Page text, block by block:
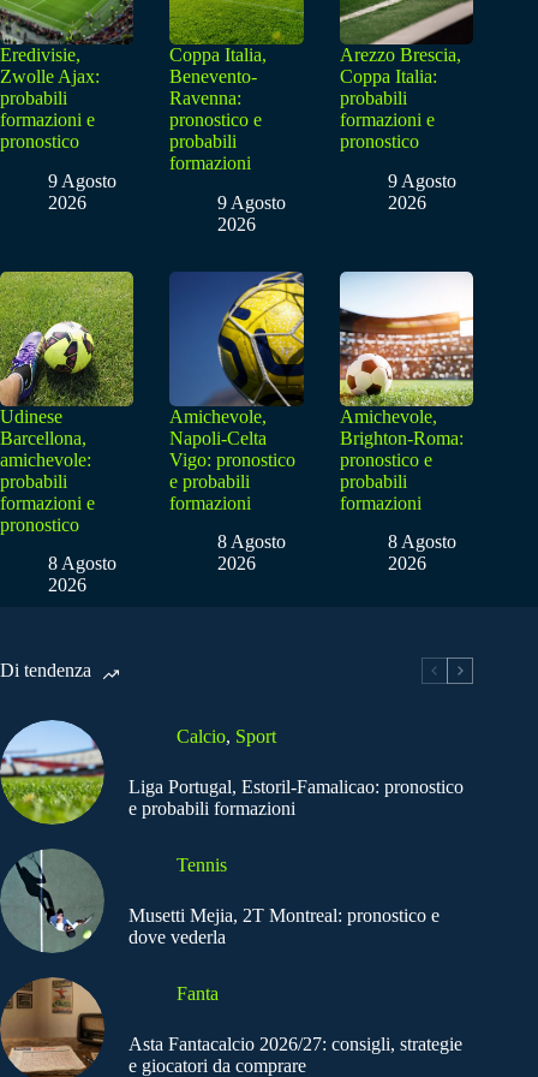
Eredivisie,
Zwolle Ajax:
probabili
formazioni e
pronostico
9 Agosto
2026
Coppa Italia,
Benevento-
Ravenna:
pronostico e
probabili
formazioni
9 Agosto
2026
Arezzo Brescia,
Coppa Italia:
probabili
formazioni e
pronostico
9 Agosto
2026
Udinese
Barcellona,
amichevole:
probabili
formazioni e
pronostico
8 Agosto
2026
Amichevole,
Napoli-Celta
Vigo: pronostico
e probabili
formazioni
8 Agosto
2026
Amichevole,
Brighton-Roma:
pronostico e
probabili
formazioni
8 Agosto
2026
Di tendenza
Calcio, Sport
Liga Portugal, Estoril-Famalicao: pronostico
e probabili formazioni
Tennis
Musetti Mejia, 2T Montreal: pronostico e
dove vederla
Fanta
Asta Fantacalcio 2026/27: consigli, strategie
e giocatori da comprare